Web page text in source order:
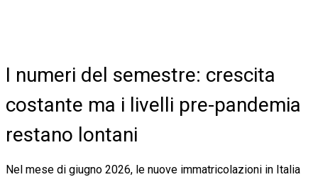
I numeri del semestre: crescita
costante ma i livelli pre-pandemia
restano lontani
Nel mese di giugno 2026, le nuove immatricolazioni in Italia